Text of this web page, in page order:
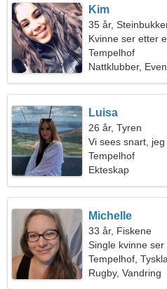
Kim
35 år,
Kvinne ser etter
Tempelhof
Nattklubber,
Luisa
26 år, Tyren
Vi sees snart,
Tempelhof
Ekteskap
Michelle
33 år, Fiskene
Single kvinne
Tempelhof,
Rugby, Vandring